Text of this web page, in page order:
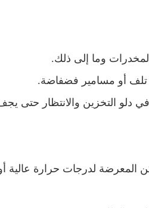
في دلو التخزين والانتظار حتى
المعرضة لدرجات حرارة عالية